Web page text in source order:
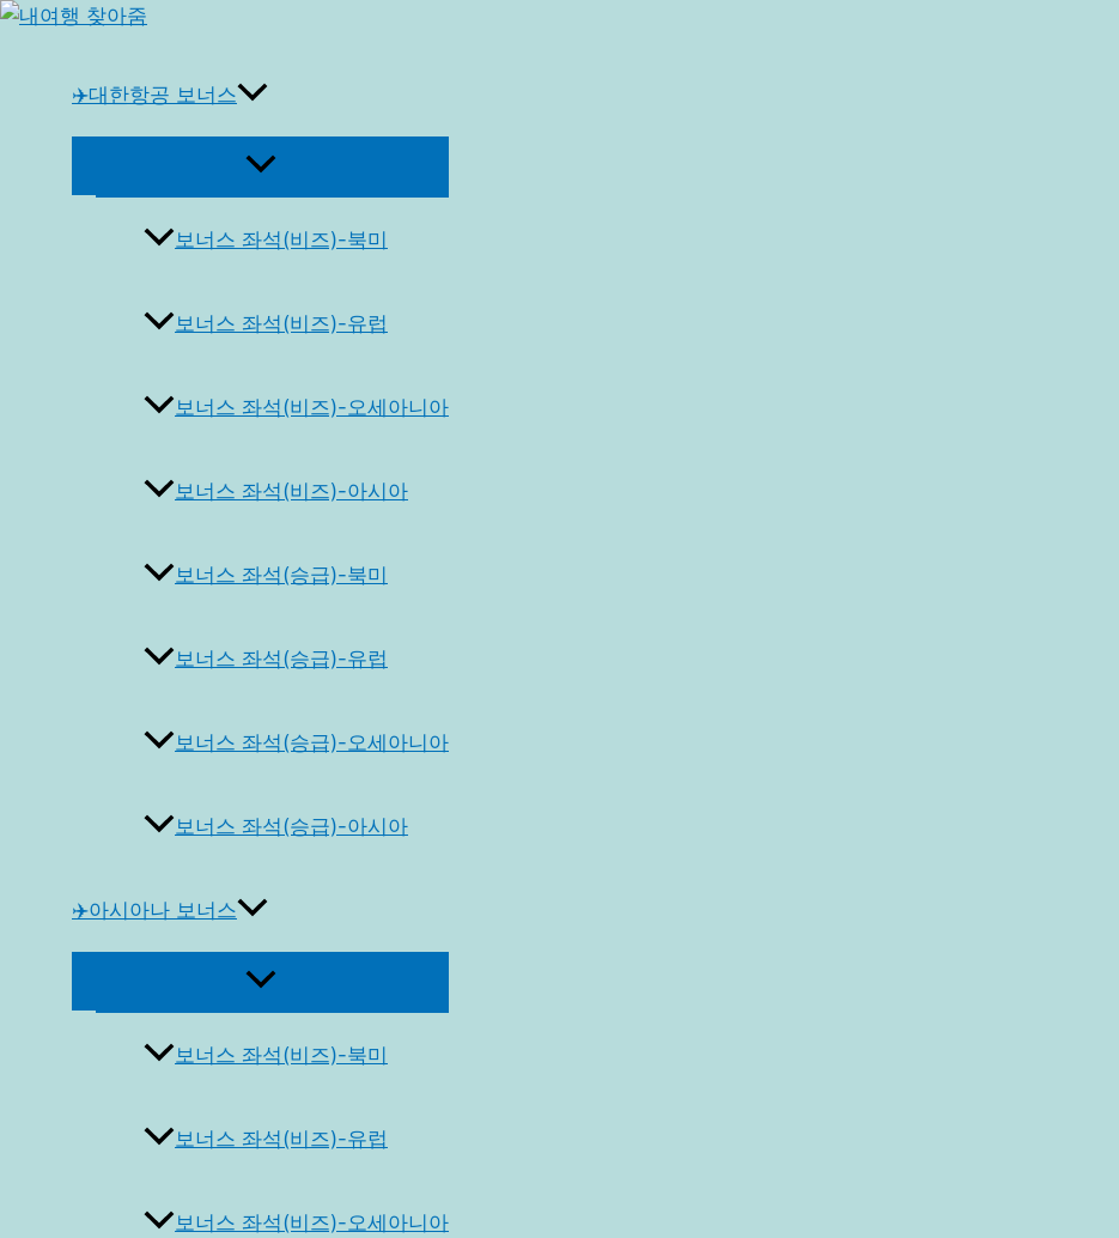
콘
✈️대한항공 보너스
메
토
보너스 좌석(비즈)-북미
보너스 좌석(비즈)-유럽
보너스 좌석(비즈)-오세아니아
보너스 좌석(비즈)-아시아
보너스 좌석(승급)-북미
보너스 좌석(승급)-유럽
보너스 좌석(승급)-오세아니아
보너스 좌석(승급)-아시아
✈️아시아나 보너스
메
토
보너스 좌석(비즈)-북미
보너스 좌석(비즈)-유럽
보너스 좌석(비즈)-오세아니아